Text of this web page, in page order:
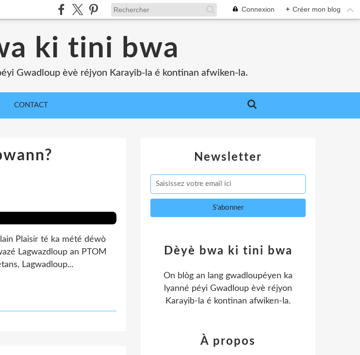
Connexion + Créer mon blog
ki tini bwa
Gwadloup èvè réjyon Karayib-la é kontinan afwiken-la.
CONTACT
Plaisir té ka mété déwò
Lagwazdloup an PTOM
Lagwadloup...
Newsletter
Dèyè bwa ki tini bwa
On blòg an lang gwadloupéyen ka
lyanné péyi Gwadloup èvè réjyon
Karayib-la é kontinan afwiken-la.
À propos